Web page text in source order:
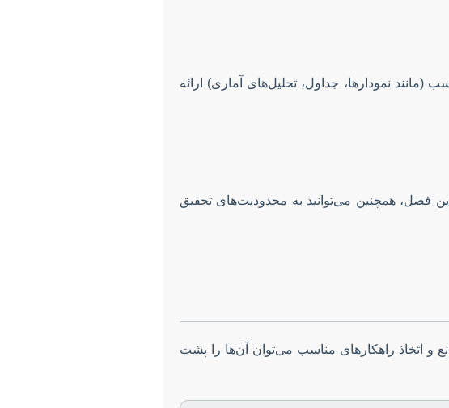
نمودارها، جداول، تحلیل‌های آماری) ارائه
فصل، همچنین می‌توانید به محدودیت‌های تحقیق
و اتخاذ راهکارهای مناسب می‌توان آن‌ها را پشت